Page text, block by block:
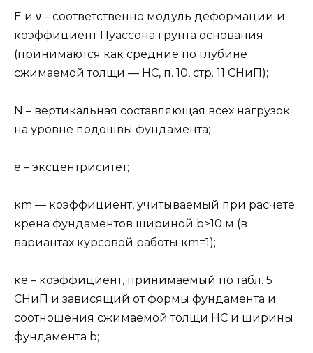
E и ν – соответственно модуль деформации и
коэффициент Пуассона грунта основания
(принимаются как средние по глубине
сжимаемой толщи — HC, п. 10, стр. 11 СНиП);
N – вертикальная составляющая всех нагрузок
на уровне подошвы фундамента;
e – эксцентриситет;
кm — коэффициент, учитываемый при расчете
крена фундаментов шириной b>10 м (в
вариантах курсовой работы кm=1);
кe – коэффициент, принимаемый по табл. 5
СНиП и зависящий от формы фундамента и
соотношения сжимаемой толщи HC и ширины
фундамента b;